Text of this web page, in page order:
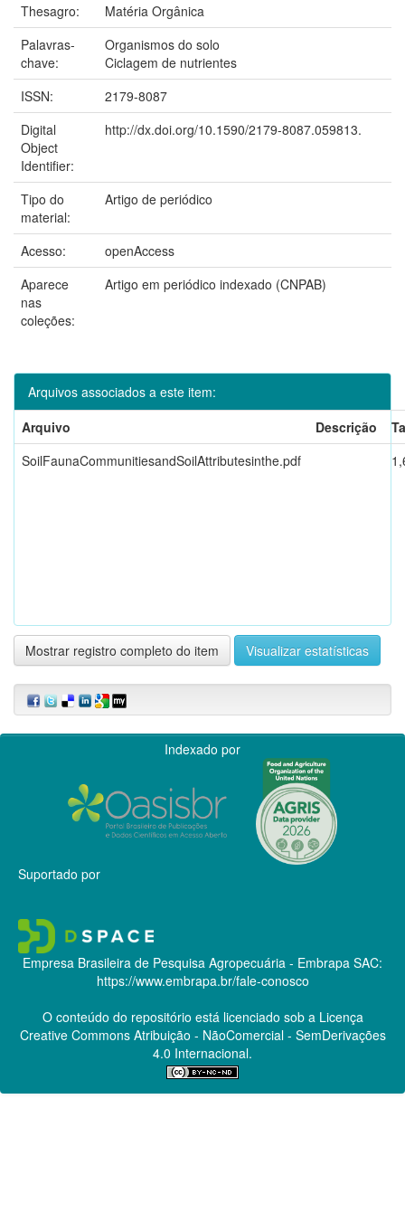
Thesagro:
Matéria Orgânica
Palavras-
chave:
Organismos do solo
Ciclagem de nutrientes
ISSN:
2179-8087
Digital
Object
Identifier:
http://dx.doi.org/10.1590/2179-8087.059813.
Tipo do
material:
Artigo de periódico
Acesso:
openAccess
Aparece
nas
coleções:
Artigo em periódico indexado (CNPAB)
Arquivos associados a este item:
Arquivo
Descrição
SoilFaunaCommunitiesandSoilAttributesinthe.pdf
Mostrar registro completo do item Visualizar estatísticas
Indexado por
Suportado por
Empresa Brasileira de Pesquisa Agropecuária - Embrapa SAC:
https://www.embrapa.br/fale-conosco
O conteúdo do repositório está licenciado sob a Licença
Creative CommonsAtribuição - NãoComercial - SemDerivações
4.0 Internacional.